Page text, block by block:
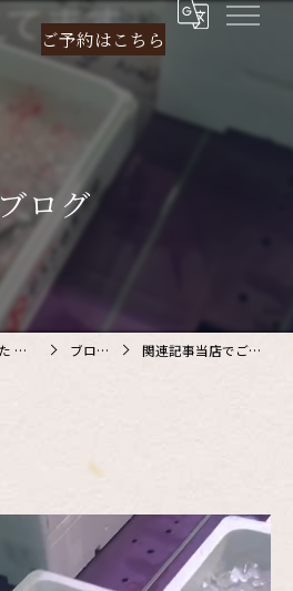
ご予約はこちら
ブログ
奈良市の居酒屋なら炉ばた 魚源 ブログ 関連記事当店でご利…